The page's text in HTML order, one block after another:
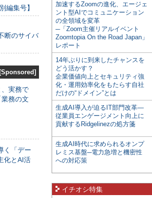
編集号】
断のサイバ
[Sponsored]
、実務で
務の文
く「デー
化とAI活
加速するZoomの進化、エージェ
ント型AIでコミュニケーション
の全領域を変革
─「Zoom主催リアルイベント
Zoomtopia On the Road Japan」
レポート
14年ぶりに到来したチャンスを
どう活かす？
企業価値向上とセキュリティ強
化・運用効率化をもたらす自社
だけの“ドメイン”とは
生成AI導入が迫るIT部門改革―
従業員エンゲージメント向上に
貢献するRidgelinezの処方箋
生成AI時代に求められるオンプ
レミス基盤─電力急増と機密性
への対応策
イチオシ特集